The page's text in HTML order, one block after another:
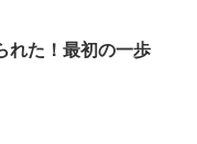
れた！最初の一歩